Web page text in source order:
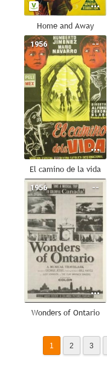
Home and Away
--
1956
El camino de la vida
--
1956
Wonders of Ontario
1 2 3